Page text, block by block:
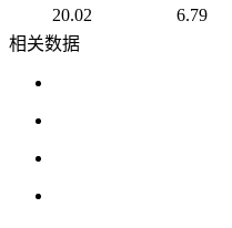
20.02
6.79
相关数据